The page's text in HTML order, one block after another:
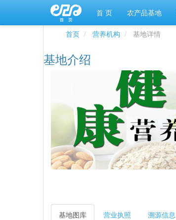
首 页 农产品基地
首页 营养机构 基地详情
基地介绍
基地图库 营业执照 溯源信息